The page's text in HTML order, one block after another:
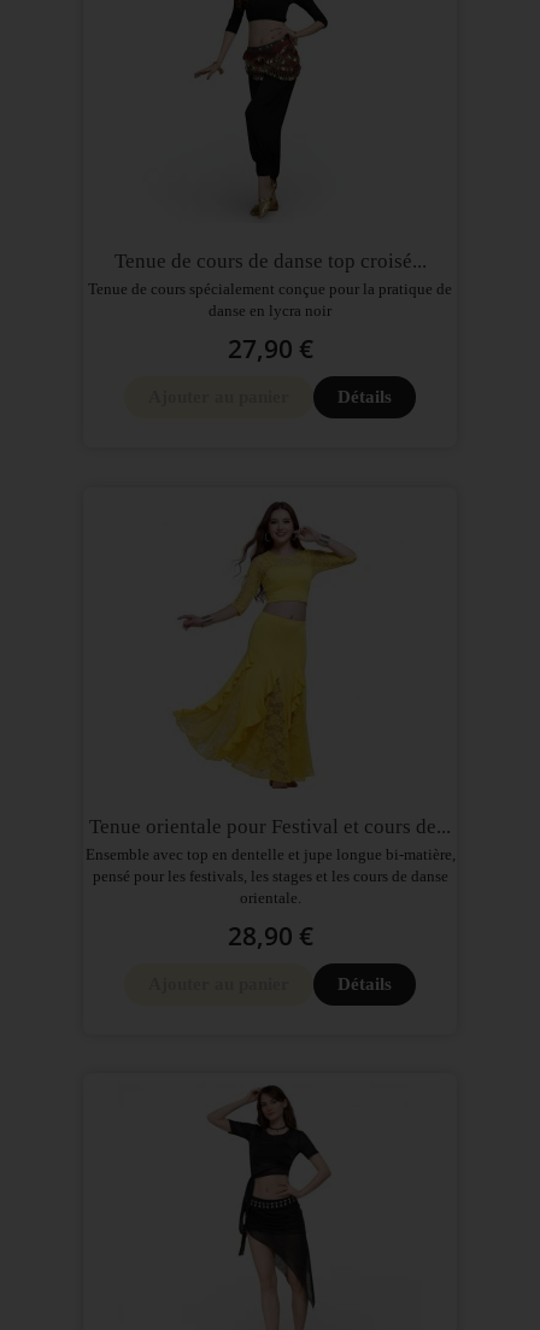
Tenue de cours de danse top croisé...
Tenue de cours spécialement conçue pour la pratique de
danse en lycra noir
27,90 €
Détails
Tenue orientale pour Festival et cours de...
Ensemble avec top en dentelle et jupe longue bi-matière,
pensé pour les festivals, les stages et les cours de danse
orientale.
28,90 €
Détails